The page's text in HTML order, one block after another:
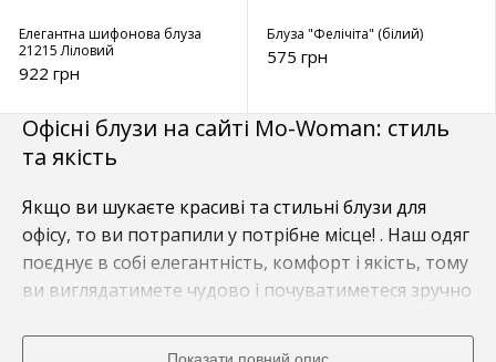
Елегантна шифонова блуза
21215 Ліловий
922 грн
Блуза "Фелічіта" (білий)
575 грн
Офісні блузи на сайті Mo-Woman: стиль
та якість
Якщо ви шукаєте красиві та стильні блузи для
офісу, то ви потрапили у потрібне місце! . Наш одяг
поєднує в собі елегантність, комфорт і якість, тому
ви виглядатимете чудово і почуватиметеся зручно